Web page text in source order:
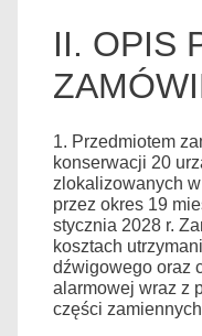
II. OPIS
1. Przedmiotem
konserwacji 20
zlokalizowanych
przez okres 19
stycznia 2028 r.
kosztach
dźwigowego oraz
alarmowej wraz z
części